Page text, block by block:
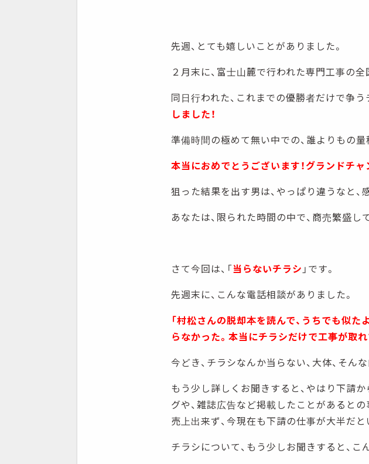
先週、とても嬉しいことがありました。
２月末に、富士山麓で行われた専門工事の全
同日行われた、これまでの優勝者だけで争
しました！
準備時間の極めて無い中での、誰よりもの量
本当におめでとうございます！グランドチャ
狙った結果を出す男は、やっぱり違うなと、
あなたは、限られた時間の中で、商売繁盛し
さて今回は、「当らないチラシ 」です。
先週末に、こんな電話相談がありました。
「村松さんの脱却本を読んで、うちでも似
らなかった。本当にチラシだけで工事が取れ
今どき、チラシなんか当らない、大体、そん
もう少し詳しくお聞きすると、やはり下請
グや、雑誌広告など掲載したことがあると
売上出来ず、今現在も下請の仕事が大半だと
チラシについて、もう少しお聞きすると、こ